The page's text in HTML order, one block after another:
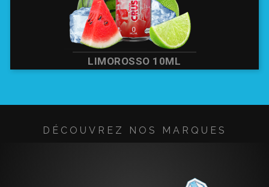
LIMOROSSO 10ML
DÉCOUVREZ NOS MARQUES